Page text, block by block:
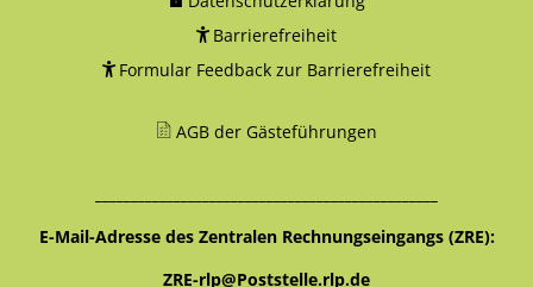
Barrierefreiheit
Formular Feedback zur Barrierefreiheit
AGB der Gästeführungen
E-Mail-Adresse des Zentralen Rechnungseingangs (ZRE):
ZRE-rlp@Poststelle.rlp.de